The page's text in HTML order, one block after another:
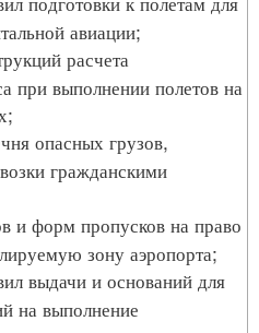
авиации;
расчета
при выполнении полетов на
опасных грузов,
гражданскими
и форм пропусков на право
зону аэропорта;
выдачи и оснований для
на выполнение